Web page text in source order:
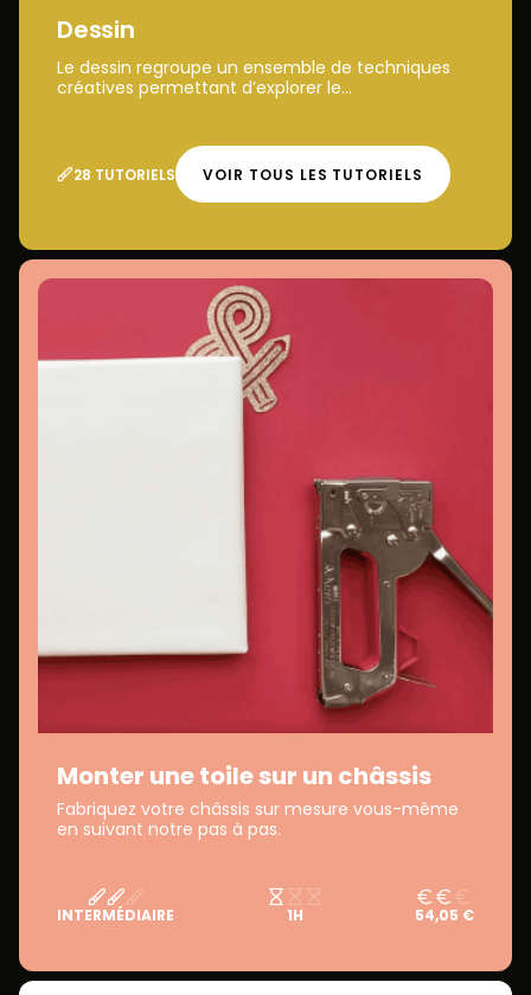
Dessin
Le dessin regroupe un ensemble de techniques
créatives permettant d’explorer le...
28 TUTORIELS VOIR TOUS LES TUTORIELS
Monter une toile sur un châssis
Fabriquez votre châssis sur mesure vous-même
en suivant notre pas à pas.
INTERMÉDIAIRE 1H 54,05 €